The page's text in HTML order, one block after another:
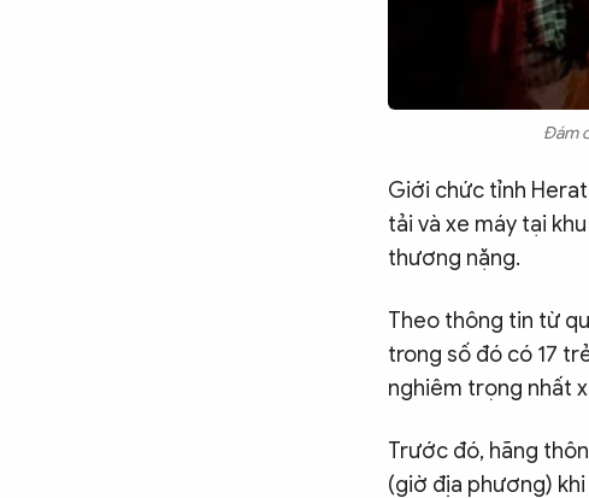
Đám
Giới chức tỉnh
tải và xe máy tại
thương nặng.
Theo thông tin từ
trong số đó có 17
nghiêm trọng nhất
Trước đó, hãng
(giờ địa phương)